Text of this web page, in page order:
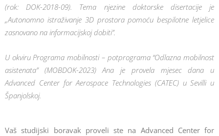
(rok: DOK-2018-09). Tema njezine doktorske disertacije je
„Autonomno istraživanje 3D prostora pomoću bespilotne letjelice
zasnovano na informacijskoj dobiti”.
U okviru Programa mobilnosti – potprograma “Odlazna mobilnost
asistenata” (MOBDOK-2023) Ana je provela mjesec dana u
Advanced Center for Aerospace Technologies (CATEC) u Sevilli u
Španjolskoj.
Vaš studijski boravak proveli ste na Advanced Center for